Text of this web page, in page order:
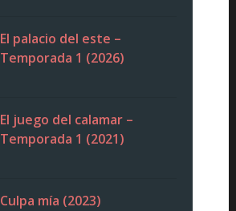
El palacio del este –
Temporada 1 (2026)
El juego del calamar –
Temporada 1 (2021)
Culpa mía (2023)